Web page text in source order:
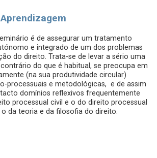
é de assegurar um tratamento
e integrado de um dos problemas
do direito. Trata-se de levar a sério uma
do que é habitual, se preocupa em
(na sua produtividade circular)
processuais e metodológicas, e de assim
domínios reflexivos frequentemente
processual civil e o do direito processual
da teoria e da filosofia do direito.